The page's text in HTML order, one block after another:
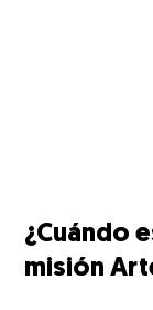
¿Cuándo
misión